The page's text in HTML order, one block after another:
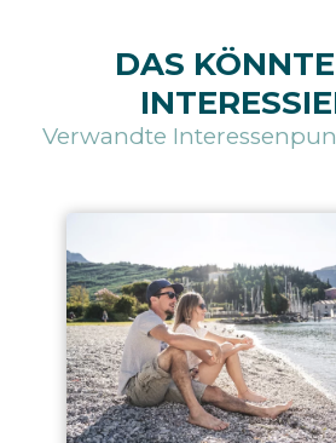
DAS
Verwandte